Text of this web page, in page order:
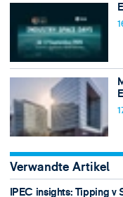
Verwandte Artikel
IPEC insights: Tipping v